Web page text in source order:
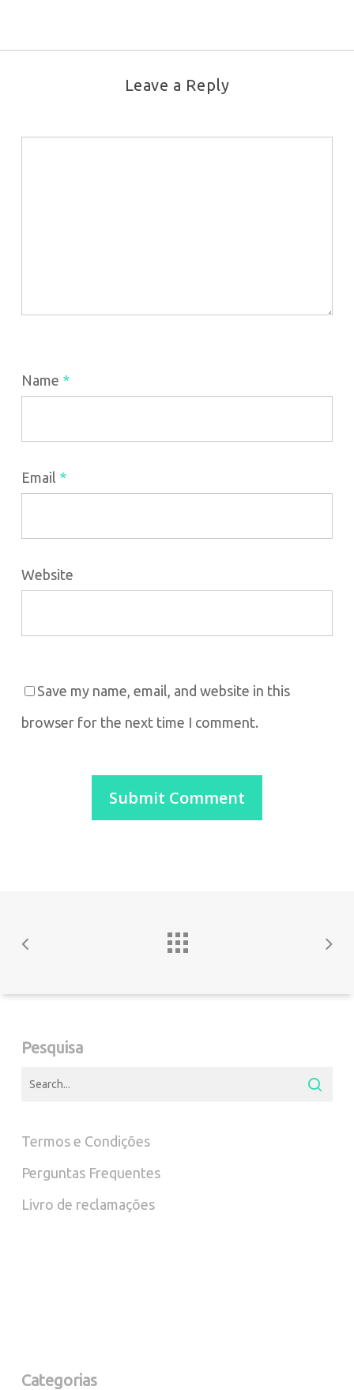
Leave a Reply
Name *
Email *
Website
Save my name, email, and website in this
browser for the next time I comment.
Pesquisa
Termos e Condições
Perguntas Frequentes
Livro de reclamações
Categorias